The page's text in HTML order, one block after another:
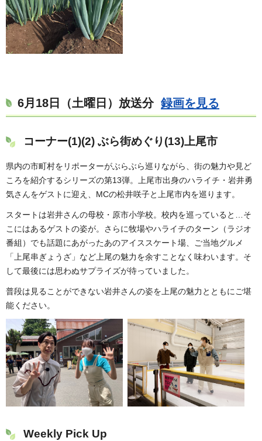
6月18日（土曜日）放送分 録画を見る
コーナー(1)(2) ぶら街めぐり(13)上尾市
県内の市町村をリポーターがぶらぶら巡りながら、街の魅力や見ど
ころを紹介するシリーズの第13弾。上尾市出身のハライチ・岩井勇
気さんをゲストに迎え、MCの松井咲子と上尾市内を巡ります。
スタートは岩井さんの母校・原市小学校。校内を巡っていると…そ
こにはあるゲストの姿が。さらに牧場やハライチのターン（ラジオ
番組）でも話題にあがったあのアイススケート場、ご当地グルメ
「上尾串ぎょうざ」など上尾の魅力を余すことなく味わいます。そ
して最後には思わぬサプライズが待っていました。
普段は見ることができない岩井さんの姿を上尾の魅力とともにご堪
能ください。
Weekly Pick Up